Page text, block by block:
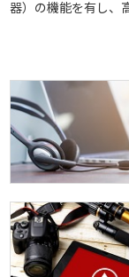
器）の機能を有し、